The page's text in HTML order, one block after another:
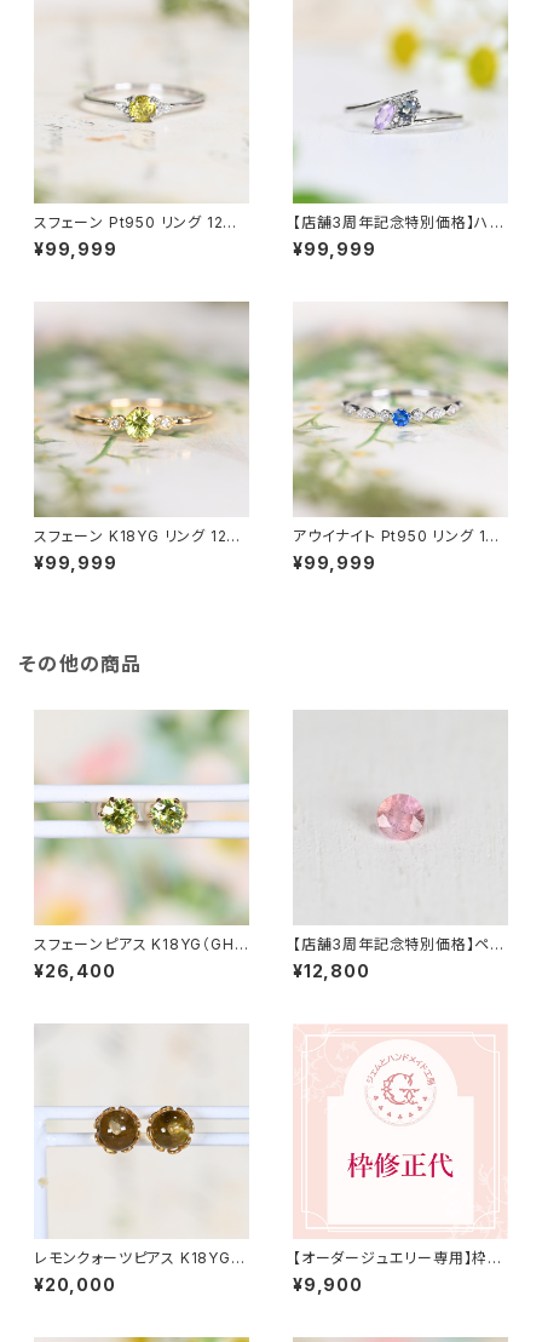
スフェーン Pt950 リング 12号
（GH1145）
¥99,999
【店舗3周年記念特別価格】ハク
マナイト＆アレキサンドライト Pt
950 リング 12号（GH1222）
¥99,999
スフェーン K18YG リング 12号
（JK6390）
¥99,999
アウイナイト Pt950 リング 10
号（JK6900）
¥99,999
その他の商品
スフェーンピアス K18YG（GH3
133）
¥26,400
【店舗3周年記念特別価格】ペツ
ォッタイト 0.094ct（ソーティン
グ付き）SA32973
¥12,800
レモンクォーツピアス K18YG（J
K34811）
¥20,000
【オーダージュエリー専用】枠修
正代 9,900円（税込）
¥9,900